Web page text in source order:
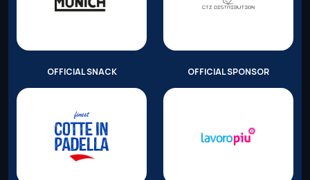
OFFICIAL SNACK OFFICIAL SPONSOR